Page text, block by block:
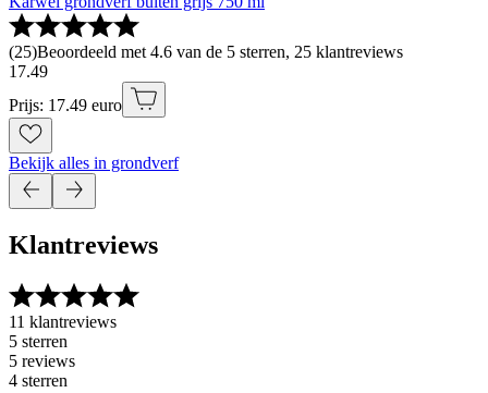
(25)Beoordeeld met 4.6 van de 5 sterren, 25 klantreviews
17.49
Prijs: 17.49 euro
Bekijk alles in grondverf
Klantreviews
11 klantreviews
5 sterren
5 reviews
4 sterren